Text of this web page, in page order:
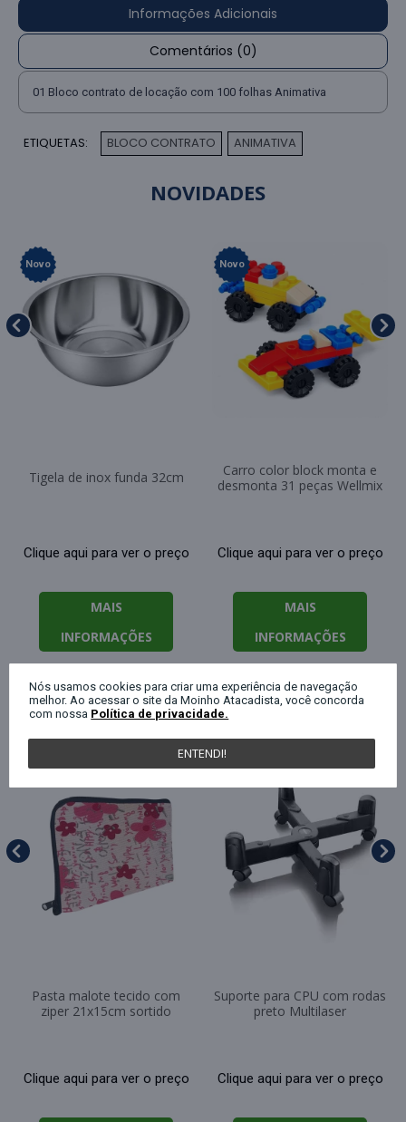
Informações Adicionais
Comentários (0)
01 Bloco contrato de locação com 100 folhas Animativa
ETIQUETAS: BLOCO CONTRATO ANIMATIVA
NOVIDADES
Novo
Tigela de inox funda 32cm
Clique aqui para ver o preço
MAIS
INFORMAÇÕES
Novo
Carro color block monta e
desmonta 31 peças Wellmix
Clique aqui para ver o preço
MAIS
INFORMAÇÕES
QUEM COMPROU ESTE PRODUTO,
Pasta malote tecido com
ziper 21x15cm sortido
Clique aqui para ver o preço
Suporte para CPU com rodas
preto Multilaser
Clique aqui para ver o preço
Nós usamos cookies para criar uma experiência de navegação
melhor. Ao acessar o site da Moinho Atacadista, você concorda
com nossa Política de privacidade.
ENTENDI!